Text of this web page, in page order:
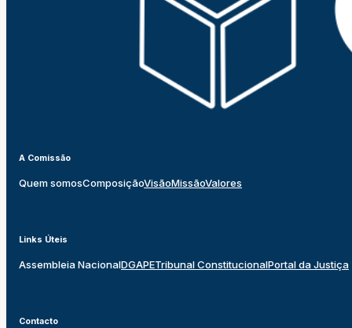
A Comissão
Quem somosComposiçãoVisãoMissãoValores
Links Úteis
Assembleia NacionalDGAPETribunal ConstitucionalPortal da Justiça
Contacto